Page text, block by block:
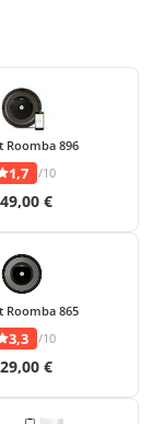
Roomba 896
1,7 /10
€
Roomba 865
3,3 /10
€